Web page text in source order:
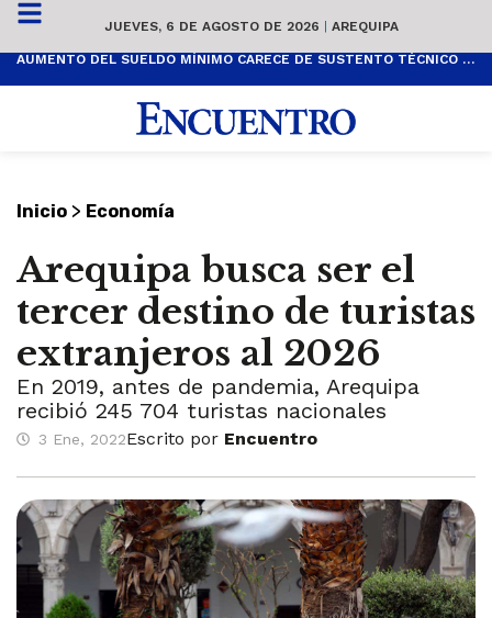
JUEVES, 6 DE AGOSTO DE 2026 | AREQUIPA
AUMENTO DEL SUELDO MÍNIMO CARECE DE SUSTENTO TÉCNICO Y ES POPULISTA
Inicio > Economía
Arequipa busca ser el
tercer destino de turistas
extranjeros al 2026
En 2019, antes de pandemia, Arequipa
recibió 245 704 turistas nacionales
3 Ene, 2022Escrito por Encuentro